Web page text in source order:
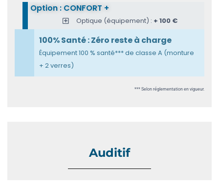
Option : CONFORT +
Optique (équipement) : + 100 €
100% Santé : Zéro reste à charge
Équipement 100 % santé*** de classe A (monture
+ 2 verres)
*** Selon réglementation en vigueur.
Auditif